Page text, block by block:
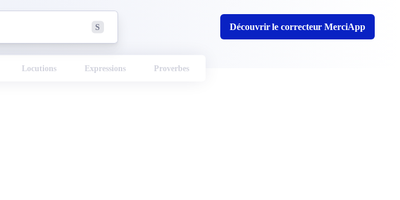
S Découvrir le correcteur MerciApp
Locutions Expressions Proverbes